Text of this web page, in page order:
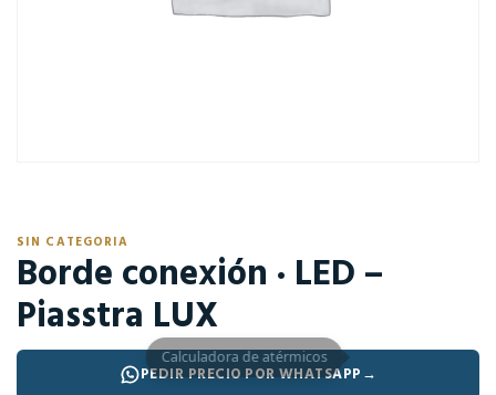
SIN CATEGORIA
Borde conexión · LED –
Piasstra LUX
PEDIR PRECIO POR WHATSAPP→
Calculadora de atérmicos